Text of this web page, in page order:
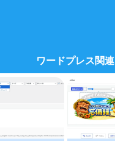
ワードプレス関連